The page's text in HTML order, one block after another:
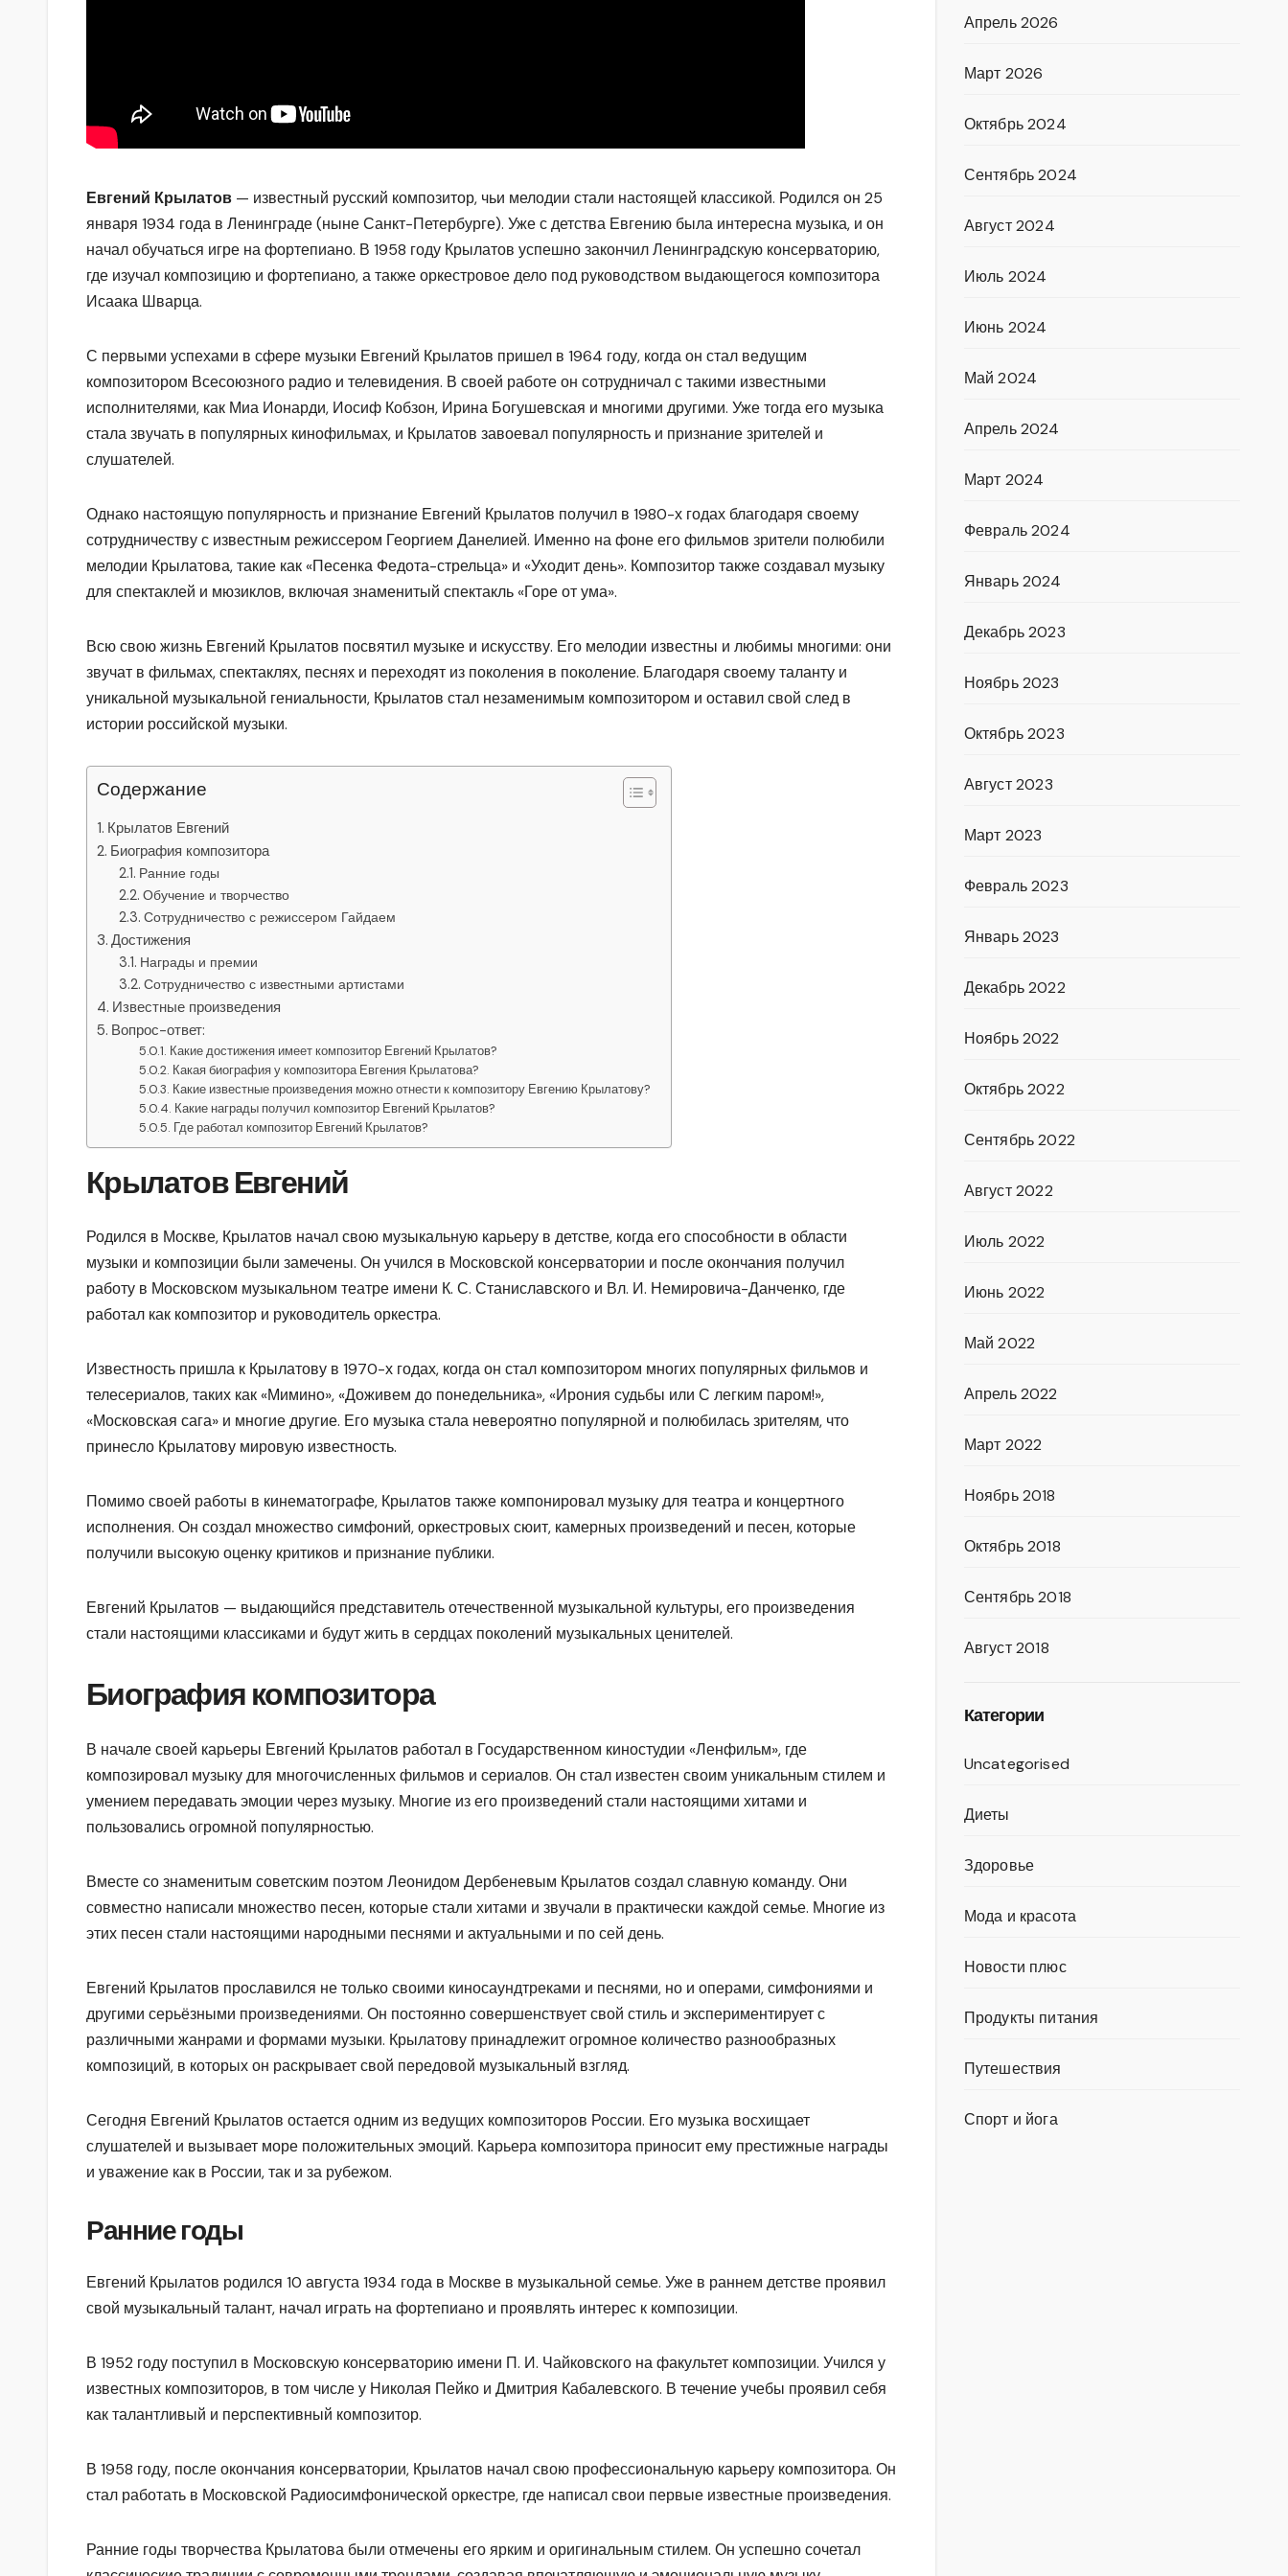
Евгений Крылатов — известный русский композитор, чьи мелодии стали настоящей классикой. Родился он 25
января 1934 года в Ленинграде (ныне Санкт-Петербурге). Уже с детства Евгению была интересна музыка, и он
начал обучаться игре на фортепиано. В 1958 году Крылатов успешно закончил Ленинградскую консерваторию,
где изучал композицию и фортепиано, а также оркестровое дело под руководством выдающегося композитора
Исаака Шварца.
С первыми успехами в сфере музыки Евгений Крылатов пришел в 1964 году, когда он стал ведущим
композитором Всесоюзного радио и телевидения. В своей работе он сотрудничал с такими известными
исполнителями, как Миа Ионарди, Иосиф Кобзон, Ирина Богушевская и многими другими. Уже тогда его музыка
стала звучать в популярных кинофильмах, и Крылатов завоевал популярность и признание зрителей и
слушателей.
Однако настоящую популярность и признание Евгений Крылатов получил в 1980-х годах благодаря своему
сотрудничеству с известным режиссером Георгием Данелией. Именно на фоне его фильмов зрители полюбили
мелодии Крылатова, такие как «Песенка Федота-стрельца» и «Уходит день». Композитор также создавал музыку
для спектаклей и мюзиклов, включая знаменитый спектакль «Горе от ума».
Всю свою жизнь Евгений Крылатов посвятил музыке и искусству. Его мелодии известны и любимы многими: они
звучат в фильмах, спектаклях, песнях и переходят из поколения в поколение. Благодаря своему таланту и
уникальной музыкальной гениальности, Крылатов стал незаменимым композитором и оставил свой след в
истории российской музыки.
Содержание
Крылатов Евгений
Биография композитора
Ранние годы
Обучение и творчество
Сотрудничество с режиссером Гайдаем
Достижения
Награды и премии
Сотрудничество с известными артистами
Известные произведения
Вопрос-ответ:
Какие достижения имеет композитор Евгений Крылатов?
Какая биография у композитора Евгения Крылатова?
Какие известные произведения можно отнести к композитору Евгению Крылатову?
Какие награды получил композитор Евгений Крылатов?
Где работал композитор Евгений Крылатов?
Крылатов Евгений
Родился в Москве, Крылатов начал свою музыкальную карьеру в детстве, когда его способности в области
музыки и композиции были замечены. Он учился в Московской консерватории и после окончания получил
работу в Московском музыкальном театре имени К. С. Станиславского и Вл. И. Немировича-Данченко, где
работал как композитор и руководитель оркестра.
Известность пришла к Крылатову в 1970-х годах, когда он стал композитором многих популярных фильмов и
телесериалов, таких как «Мимино», «Доживем до понедельника», «Ирония судьбы или С легким паром!»,
«Московская сага» и многие другие. Его музыка стала невероятно популярной и полюбилась зрителям, что
принесло Крылатову мировую известность.
Помимо своей работы в кинематографе, Крылатов также компонировал музыку для театра и концертного
исполнения. Он создал множество симфоний, оркестровых сюит, камерных произведений и песен, которые
получили высокую оценку критиков и признание публики.
Евгений Крылатов — выдающийся представитель отечественной музыкальной культуры, его произведения
стали настоящими классиками и будут жить в сердцах поколений музыкальных ценителей.
Биография композитора
В начале своей карьеры Евгений Крылатов работал в Государственном киностудии «Ленфильм», где
композировал музыку для многочисленных фильмов и сериалов. Он стал известен своим уникальным стилем и
умением передавать эмоции через музыку. Многие из его произведений стали настоящими хитами и
пользовались огромной популярностью.
Вместе со знаменитым советским поэтом Леонидом Дербеневым Крылатов создал славную команду. Они
совместно написали множество песен, которые стали хитами и звучали в практически каждой семье. Многие из
этих песен стали настоящими народными песнями и актуальными и по сей день.
Евгений Крылатов прославился не только своими киносаундтреками и песнями, но и операми, симфониями и
другими серьёзными произведениями. Он постоянно совершенствует свой стиль и экспериментирует с
различными жанрами и формами музыки. Крылатову принадлежит огромное количество разнообразных
композиций, в которых он раскрывает свой передовой музыкальный взгляд.
Сегодня Евгений Крылатов остается одним из ведущих композиторов России. Его музыка восхищает
слушателей и вызывает море положительных эмоций. Карьера композитора приносит ему престижные награды
и уважение как в России, так и за рубежом.
Ранние годы
Евгений Крылатов родился 10 августа 1934 года в Москве в музыкальной семье. Уже в раннем детстве проявил
свой музыкальный талант, начал играть на фортепиано и проявлять интерес к композиции.
В 1952 году поступил в Московскую консерваторию имени П. И. Чайковского на факультет композиции. Учился у
известных композиторов, в том числе у Николая Пейко и Дмитрия Кабалевского. В течение учебы проявил себя
как талантливый и перспективный композитор.
В 1958 году, после окончания консерватории, Крылатов начал свою профессиональную карьеру композитора. Он
стал работать в Московской Радиосимфонической оркестре, где написал свои первые известные произведения.
Ранние годы творчества Крылатова были отмечены его ярким и оригинальным стилем. Он успешно сочетал
Апрель 2026
Март 2026
Октябрь 2024
Сентябрь 2024
Август 2024
Июль 2024
Июнь 2024
Май 2024
Апрель 2024
Март 2024
Февраль 2024
Январь 2024
Декабрь 2023
Ноябрь 2023
Октябрь 2023
Август 2023
Март 2023
Февраль 2023
Январь 2023
Декабрь 2022
Ноябрь 2022
Октябрь 2022
Сентябрь 2022
Август 2022
Июль 2022
Июнь 2022
Май 2022
Апрель 2022
Март 2022
Ноябрь 2018
Октябрь 2018
Сентябрь 2018
Август 2018
Категории
Uncategorised
Диеты
Здоровье
Мода и красота
Новости плюс
Продукты питания
Путешествия
Спорт и йога